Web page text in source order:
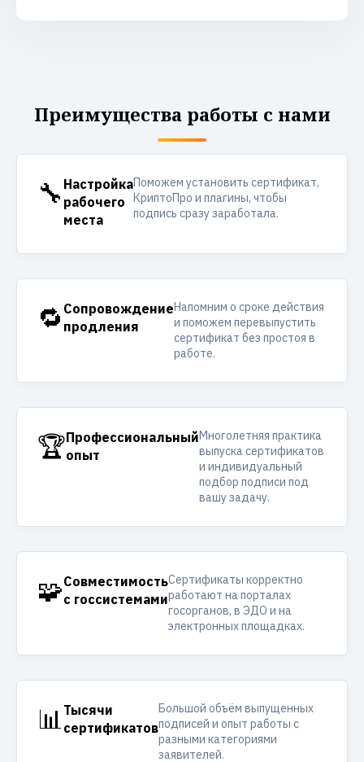
Преимущества работы с нами
🔧 Настройка
рабочего
места
Поможем установить сертификат,
КриптоПро и плагины, чтобы
подпись сразу заработала.
🔁 Сопровождение
продления
Напомним о сроке действия
и поможем перевыпустить
сертификат без простоя в
работе.
🏆Профессиональный
опыт
Многолетняя практика
выпуска сертификатов
и индивидуальный
подбор подписи под
вашу задачу.
🧩Совместимость
с госсистемами
Сертификаты корректно
работают на порталах
госорганов, в ЭДО и на
электронных площадках.
📊 Тысячи
сертификатов
Большой объём выпущенных
подписей и опыт работы с
разными категориями
заявителей.